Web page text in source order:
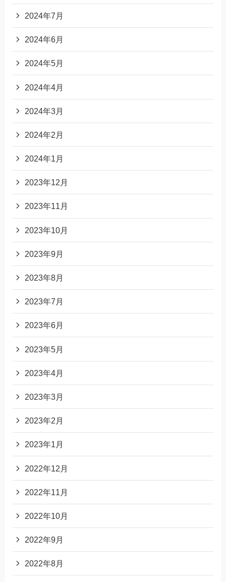
2024年7月
2024年6月
2024年5月
2024年4月
2024年3月
2024年2月
2024年1月
2023年12月
2023年11月
2023年10月
2023年9月
2023年8月
2023年7月
2023年6月
2023年5月
2023年4月
2023年3月
2023年2月
2023年1月
2022年12月
2022年11月
2022年10月
2022年9月
2022年8月